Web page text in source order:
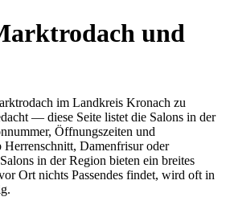
und
im Landkreis Kronach zu
— diese Seite listet die Salons in der
Öffnungszeiten und
Damenfrisur oder
in der Region bieten ein breites
Ort nichts Passendes findet, wird oft in